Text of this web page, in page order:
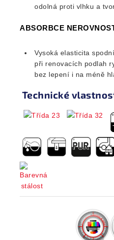
odolná proti vlhku a
ABSORBCE
Vysoká elasticita
při renovacích podlah
bez lepení i na méně
Technické